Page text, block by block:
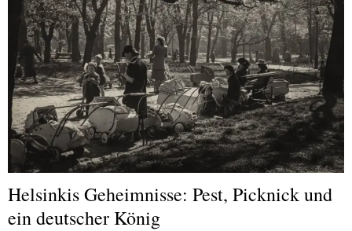
Helsinkis Geheimnisse: Pest, Picknick und
ein deutscher König